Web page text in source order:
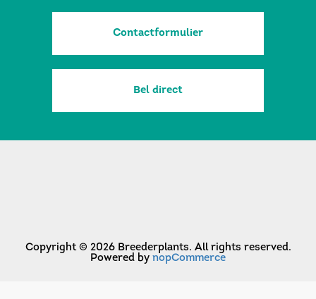
Contactformulier
Bel direct
Copyright © 2026 Breederplants. All rights reserved.
Powered by nopCommerce